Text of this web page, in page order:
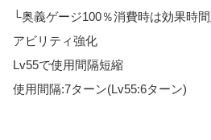
└奥義ゲージ100％消費時は効果時
アビリティ強化
Lv55で使用間隔短縮
使用間隔:7ターン(Lv55:6ターン)